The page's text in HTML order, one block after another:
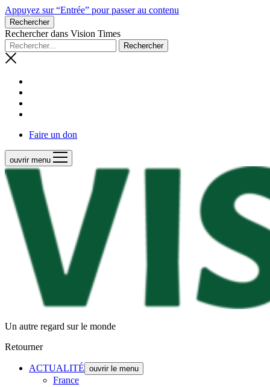
Appuyez sur “Entrée” pour passer au contenu
Rechercher
Rechercher dans Vision Times
Faire un don
ouvrir menu
Un autre regard sur le monde
Retourner
ACTUALITÉ ouvrir le menu
France